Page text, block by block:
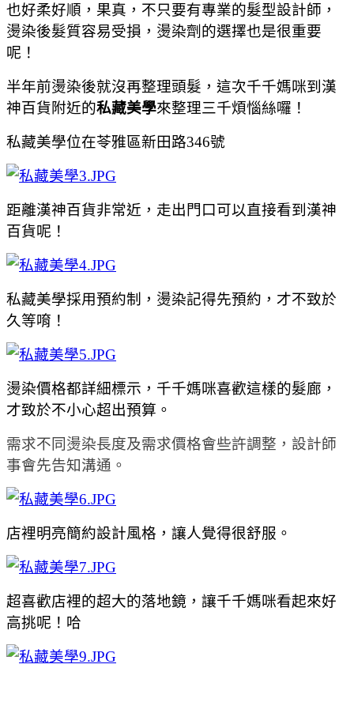
也好柔好順，果真，不只要有專業的髮型設計師，
燙染後髮質容易受損，燙染劑的選擇也是很重要
呢！
半年前燙染後就沒再整理頭髮，這次千千媽咪到漢
神百貨附近的私藏美學來整理三千煩惱絲囉！
私藏美學位在苓雅區新田路346號
距離漢神百貨非常近，走出門口可以直接看到漢神
百貨呢！
私藏美學採用預約制，燙染記得先預約，才不致於
久等唷！
燙染價格都詳細標示，千千媽咪喜歡這樣的髮廊，
才致於不小心超出預算。
需求不同燙染長度及需求價格會些許調整，設計師
事會先告知溝通。
店裡明亮簡約設計風格，讓人覺得很舒服。
超喜歡店裡的超大的落地鏡，讓千千媽咪看起來好
高挑呢！哈